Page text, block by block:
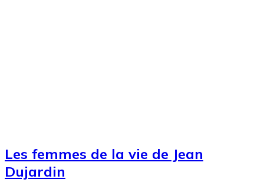
Les femmes de la vie de Jean
Dujardin